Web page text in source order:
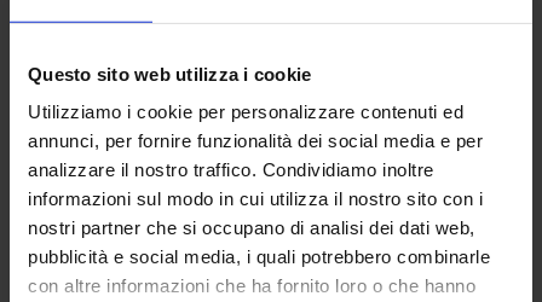
Questo sito web utilizza i cookie
Utilizziamo i cookie per personalizzare contenuti ed
annunci, per fornire funzionalità dei social media e per
analizzare il nostro traffico. Condividiamo inoltre
informazioni sul modo in cui utilizza il nostro sito con i
nostri partner che si occupano di analisi dei dati web,
pubblicità e social media, i quali potrebbero combinarle
con altre informazioni che ha fornito loro o che hanno
Focus e percorsi
Catalogo espositori
Programma
Laboratori BIM
Arene